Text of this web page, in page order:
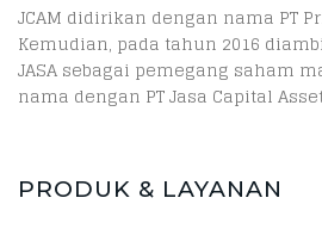
JCAM didirikan dengan nama PT
Kemudian, pada tahun 2016
JASA sebagai pemegang saham
nama dengan PT Jasa Capital
PRODUK & LAYANAN